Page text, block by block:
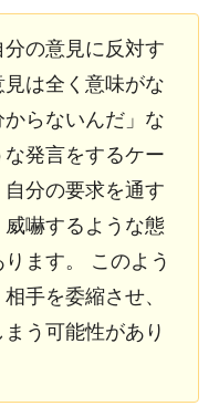
の意見に反対す
は全く意味がな
らないんだ」な
発言をするケー
分の要求を通す
嚇するような態
ます。 このよう
手を委縮させ、
う可能性があり